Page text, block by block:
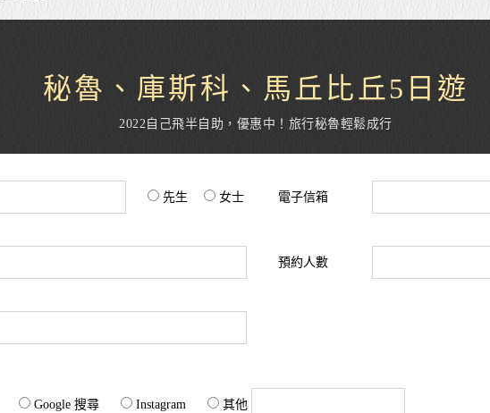
秘魯、庫斯科、馬丘比丘5日遊
2022自己飛半自助，優惠中！旅行秘魯輕鬆成行
先生 女士 電子信箱
預約人數
Google 搜尋 Instagram 其他